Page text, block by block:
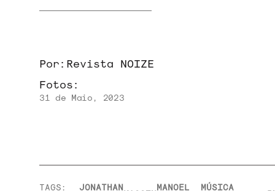
Por: Revista NOIZE
Fotos:
31 de Maio, 2023
TAGS: JONATHAN MANOEL MÚSICA